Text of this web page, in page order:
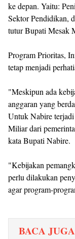
ke depan. Yaitu:
Sektor Pendidikan,
tutur Bupati Mesak
Program Prioritas,
tetap menjadi
"Meskipun ada
anggaran yang
Untuk Nabire terjadi
Miliar dari
kata Bupati Nabire.
"Kebijakan
perlu dilakukan
agar program-
BACA JUGA